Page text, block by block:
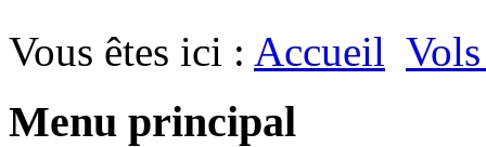
Vous êtes ici : Accueil
Menu principal